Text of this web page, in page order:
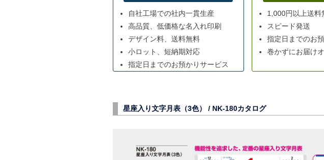
自社工場での社内一貫生産
高品質、低価格な名入れ印刷
デザイン料、送料無料
小ロット、短納期対応
指定日までのお預かりサービス
1,000円以上送料
スピード発送
指定日までのお
巻かずにお届け
星座入り文字月表（3色） / NK-180カタログ